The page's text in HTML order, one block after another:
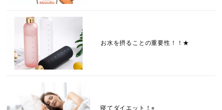
お水を摂ることの重要性！！★
寝てダイエット！⭐︎